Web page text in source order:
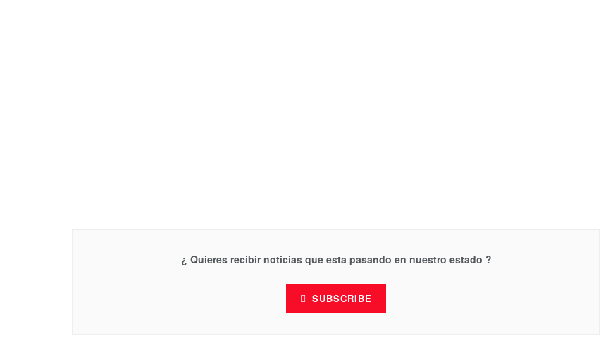
¿ Quieres recibir noticias que esta pasando en nuestro estado ?
SUBSCRIBE